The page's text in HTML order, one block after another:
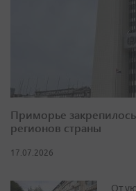
Приморье
регионов страны
17.07.2026
От